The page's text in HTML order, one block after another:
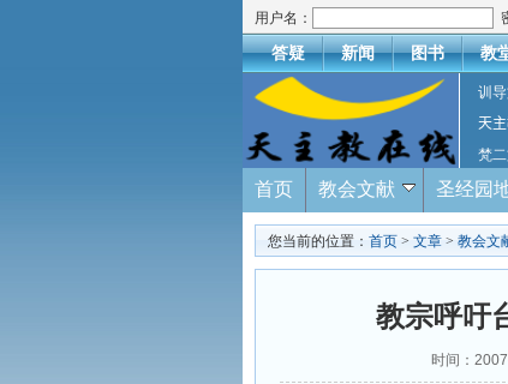
用户名：
答疑 新闻 图书 教
训
天
梵
首页 教会文献 圣经园
您当前的位置： 首页 > 文章 > 教会文
教宗呼吁
时间：